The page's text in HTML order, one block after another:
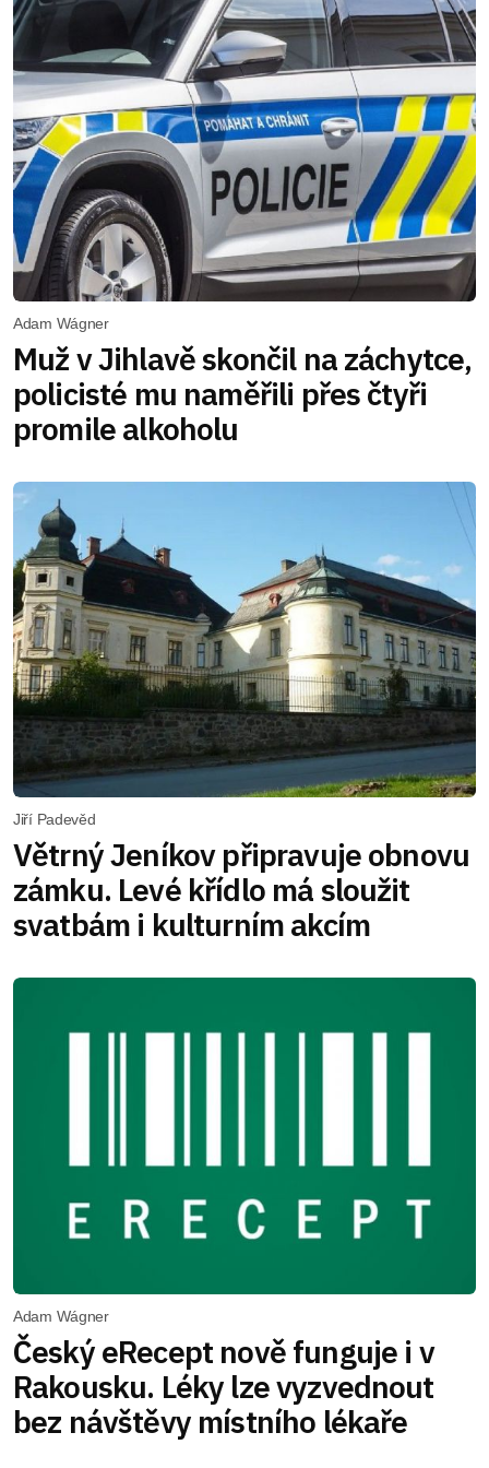
Adam Wágner
Muž v Jihlavě skončil na záchytce,
policisté mu naměřili přes čtyři
promile alkoholu
Jiří Padevěd
Větrný Jeníkov připravuje obnovu
zámku. Levé křídlo má sloužit
svatbám i kulturním akcím
Adam Wágner
Český eRecept nově funguje i v
Rakousku. Léky lze vyzvednout
bez návštěvy místního lékaře